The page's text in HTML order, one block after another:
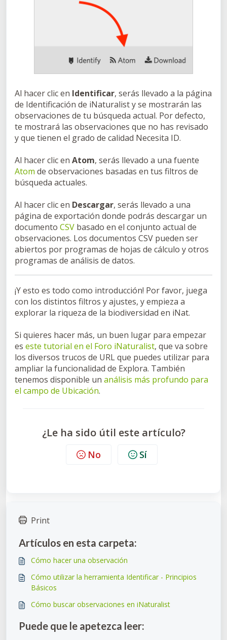
Al hacer clic en Identificar, serás llevado a la página
de Identificación de iNaturalist y se mostrarán las
observaciones de tu búsqueda actual. Por defecto,
te mostrará las observaciones que no has revisado
y que tienen el grado de calidad Necesita ID.
Al hacer clic en Atom, serás llevado a una fuente
Atom de observaciones basadas en tus filtros de
búsqueda actuales.
Al hacer clic en Descargar, serás llevado a una
página de exportación donde podrás descargar un
documento CSV basado en el conjunto actual de
observaciones. Los documentos CSV pueden ser
abiertos por programas de hojas de cálculo y otros
programas de análisis de datos.
¡Y esto es todo como introducción! Por favor, juega
con los distintos filtros y ajustes, y empieza a
explorar la riqueza de la biodiversidad en iNat.
Si quieres hacer más, un buen lugar para empezar
es este tutorial en el Foro iNaturalist, que va sobre
los diversos trucos de URL que puedes utilizar para
ampliar la funcionalidad de Explora. También
tenemos disponible un análisis más profundo para
el campo de Ubicación.
¿Le ha sido útil este artículo?
No Sí
Print
Artículos en esta carpeta:
Cómo hacer una observación
Cómo utilizar la herramienta Identificar - Principios
Básicos
Cómo buscar observaciones en iNaturalist
Puede que le apetezca leer: